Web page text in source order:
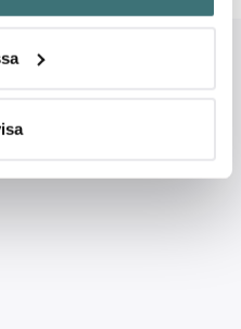
att aktivt skanna den för
uppgifter
ditt samtycke när som
och annonserna
tror att du tycker om. Det
själv vilka cookies